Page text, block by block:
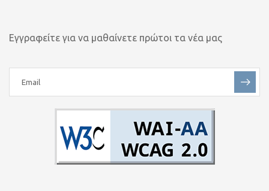
Εγγραφείτε για να μαθαίνετε πρώτοι τα νέα μας